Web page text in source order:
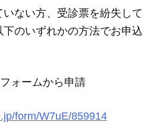
ない方、受診票を紛失して
下のいずれかの方法でお申込
ォームから申請
form/W7uE/859914